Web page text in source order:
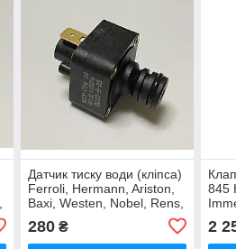
Датчик тиску води (кліпса)
Ferroli, Hermann, Ariston,
Baxi, Westen, Nobel, Rens,
280₴
845
2